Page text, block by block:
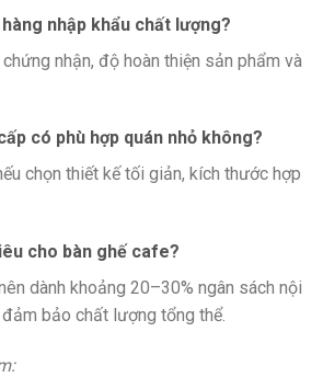
nhập khẩu chất lượng?
nhận, độ hoàn thiện sản phẩm và
có phù hợp quán nhỏ không?
chọn thiết kế tối giản, kích thước hợp
cho bàn ghế cafe?
dành khoảng 20–30% ngân sách nội
bảo chất lượng tổng thể.